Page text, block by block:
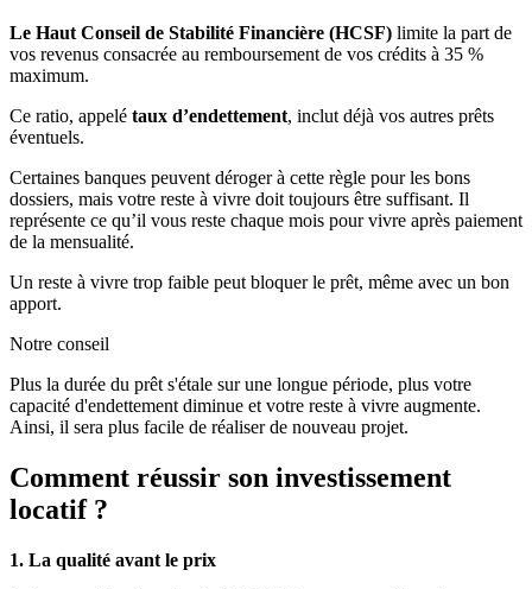
Le Haut Conseil de Stabilité Financière (HCSF) limite la part de
vos revenus consacrée au remboursement de vos crédits à 35 %
maximum.
Ce ratio, appelé taux d’endettement, inclut déjà vos autres prêts
éventuels.
Certaines banques peuvent déroger à cette règle pour les bons
dossiers, mais votre reste à vivre doit toujours être suffisant. Il
représente ce qu’il vous reste chaque mois pour vivre après paiement
de la mensualité.
Un reste à vivre trop faible peut bloquer le prêt, même avec un bon
apport.
Notre conseil
Plus la durée du prêt s'étale sur une longue période, plus votre
capacité d'endettement diminue et votre reste à vivre augmente.
Ainsi, il sera plus facile de réaliser de nouveau projet.
Comment réussir son investissement
locatif ?
1. La qualité avant le prix